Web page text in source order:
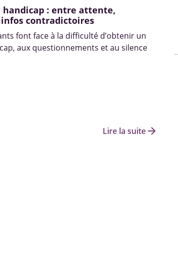
handicap : entre attente,
contradictoires
font face à la difficulté d’obtenir un
aux questionnements et au silence
Lire la suitearrow_forward